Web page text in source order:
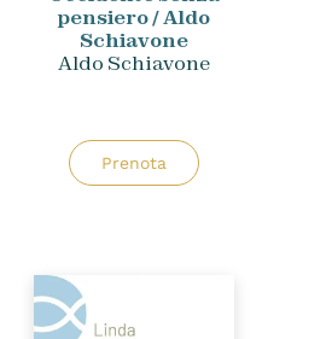
pensiero / Aldo
Schiavone
Aldo Schiavone
Prenota